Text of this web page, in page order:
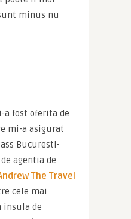
minus nu
mi-a asigurat
Bucuresti-
agentia de
The Travel
cele mai
insula de